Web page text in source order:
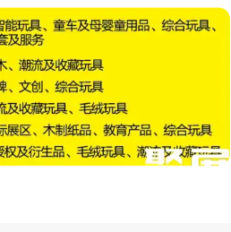
）、TOP TOY、星辉
图（Maisto）、德必胜、双鹰
杰森、图益（TOI）、百星瑞、
翻翻动漫、趣顽、POPJOY、古
贸易